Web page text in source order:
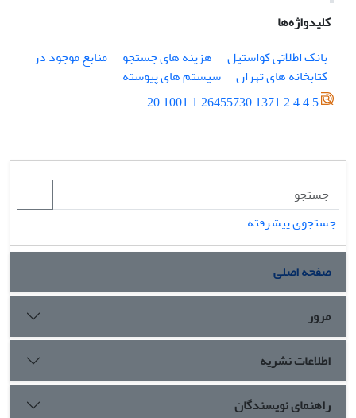
کلیدواژه‌ها
بانک اطلاتی کواستیل
هزینه های جستجو
منابع موجود در
کتابخانه های تهران
سیستم های پیوسته
20.1001.1.26455730.1371.2.4.4.5
جستجوی پیشرفته
صفحه اصلی
مرور
اطلاعات نشریه
راهنمای نویسندگان